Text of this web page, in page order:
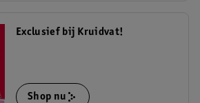
Exclusief bij Kruidvat!
Shop nu